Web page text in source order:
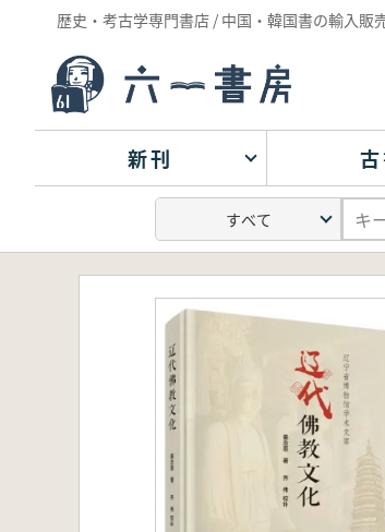
歴史・考古学専門書店 / 中国・韓国書の輸入販
新刊